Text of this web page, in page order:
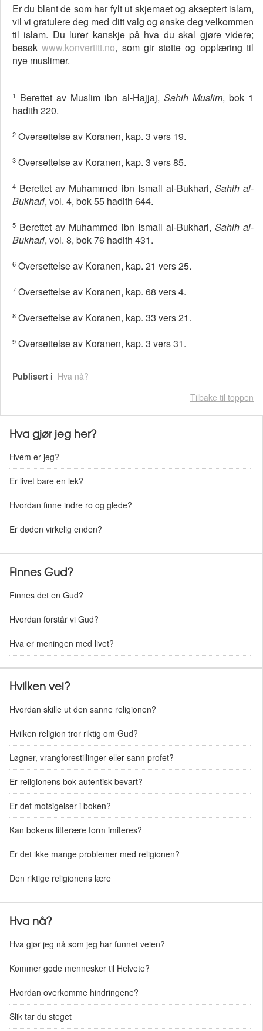
Er du blant de som har fylt ut skjemaet og akseptert islam,
vil vi gratulere deg med ditt valg og ønske deg velkommen
til islam. Du lurer kanskje på hva du skal gjøre videre;
besøkwww.konvertitt.no, som gir støtte og opplæring til
nye muslimer.
1 Berettet av Muslim ibn al-Hajjaj, Sahih Muslim, bok 1
hadith 220.
2 Oversettelse av Koranen, kap. 3 vers 19.
3 Oversettelse av Koranen, kap. 3 vers 85.
4 Berettet av Muhammed ibn Ismail al-Bukhari, Sahih al-
Bukhari, vol. 4, bok 55 hadith 644.
5 Berettet av Muhammed ibn Ismail al-Bukhari, Sahih al-
Bukhari, vol. 8, bok 76 hadith 431.
6 Oversettelse av Koranen, kap. 21 vers 25.
7 Oversettelse av Koranen, kap. 68 vers 4.
8 Oversettelse av Koranen, kap. 33 vers 21.
9 Oversettelse av Koranen, kap. 3 vers 31.
Publisert i Hva nå?
Tilbake til toppen
Hva gjør jeg her?
Hvem er jeg?
Er livet bare en lek?
Hvordan finne indre ro og glede?
Er døden virkelig enden?
Finnes Gud?
Finnes det en Gud?
Hvordan forstår vi Gud?
Hva er meningen med livet?
Hvilken vei?
Hvordan skille ut den sanne religionen?
Hvilken religion tror riktig om Gud?
Løgner, vrangforestillinger eller sann profet?
Er religionens bok autentisk bevart?
Er det motsigelser i boken?
Kan bokens litterære form imiteres?
Er det ikke mange problemer med religionen?
Den riktige religionens lære
Hva nå?
Hva gjør jeg nå som jeg har funnet veien?
Kommer gode mennesker til Helvete?
Hvordan overkomme hindringene?
Slik tar du steget